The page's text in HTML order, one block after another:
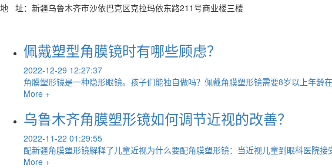
地 址：新疆乌鲁木齐市沙依巴克区克拉玛依东路211号商业楼三楼
​佩戴塑型角膜镜时有哪些顾虑？
2022-12-29 12:27:37
角膜塑形镜是一种隐形眼镜。孩子们能独自做吗？佩戴角膜塑形镜需要8岁以上年
More +
乌鲁木齐角膜塑形镜如何调节近视的改善？
2022-11-22 01:29:55
配新疆角膜塑形镜解释了儿童近视为什么要配角膜塑形镜：当近视儿童到眼科医院
More +